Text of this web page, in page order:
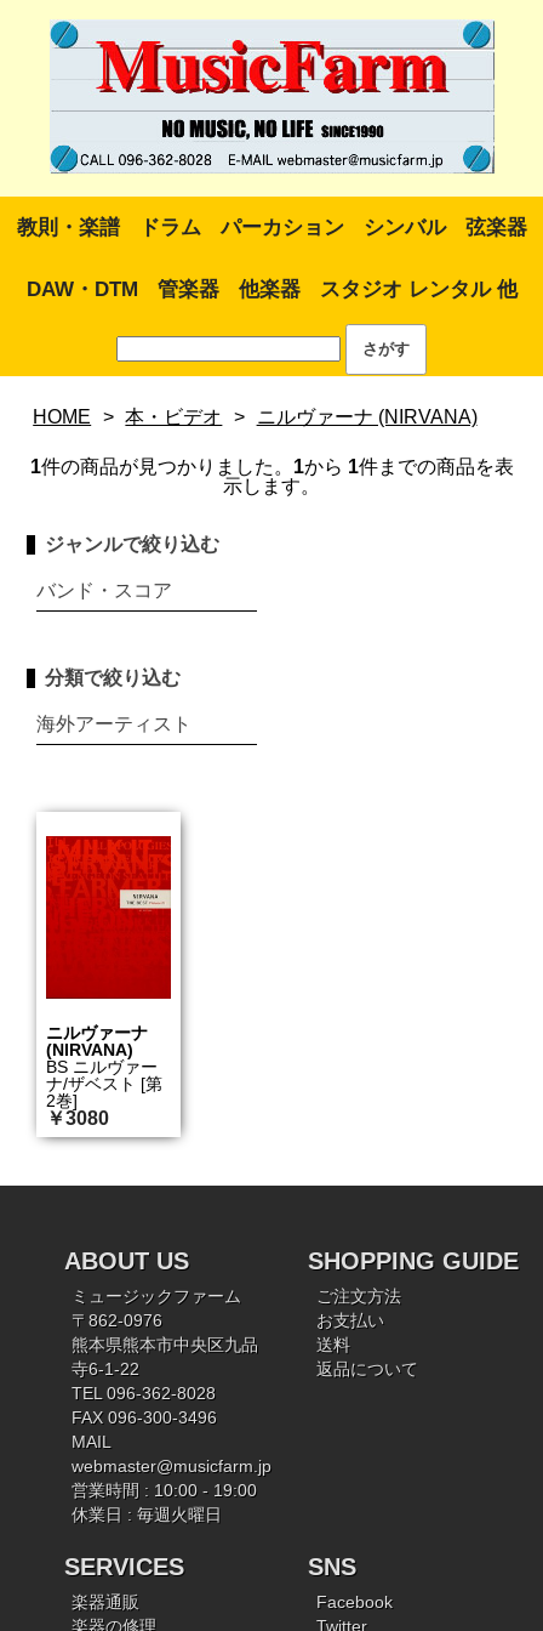
教則・楽譜 ドラム パーカション シンバル 弦楽器
DAW・DTM 管楽器 他楽器 スタジオ レンタル 他
HOME > 本・ビデオ > ニルヴァーナ (NIRVANA)
1件の商品が見つかりました。 1から 1件までの商品を表
示します。
ジャンルで絞り込む
バンド・スコア
分類で絞り込む
海外アーティスト
ニルヴァーナ
(NIRVANA)
BS ニルヴァー
ナ/ザベスト [第
2巻]
￥3080
ABOUT US
ミュージックファーム
〒862-0976
熊本県熊本市中央区九品
寺6-1-22
TEL 096-362-8028
FAX 096-300-3496
MAIL
webmaster@musicfarm.jp
営業時間 : 10:00 - 19:00
休業日 : 毎週火曜日
SHOPPING GUIDE
ご注文方法
お支払い
送料
返品について
SERVICES
楽器通販
楽器の修理
SNS
Facebook
Twitter